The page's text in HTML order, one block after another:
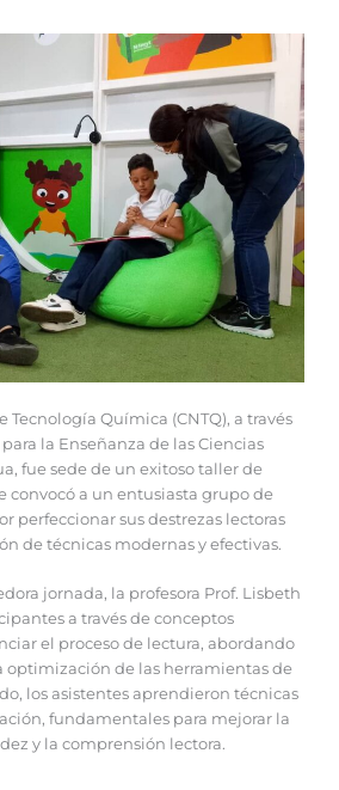
Tecnología Química (CNTQ), a través
la Enseñanza de las Ciencias
fue sede de un exitoso taller de
convocó a un entusiasta grupo de
perfeccionar sus destrezas lectoras
de técnicas modernas y efectivas.
jornada, la profesora Prof. Lisbeth
a través de conceptos
el proceso de lectura, abordando
optimización de las herramientas de
los asistentes aprendieron técnicas
fundamentales para mejorar la
y la comprensión lectora.